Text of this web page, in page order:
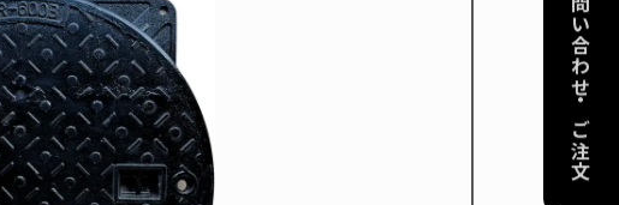
建築積算代行
２D作図
３Dモデリング
商品をさがす お問い合わせ・ご注文